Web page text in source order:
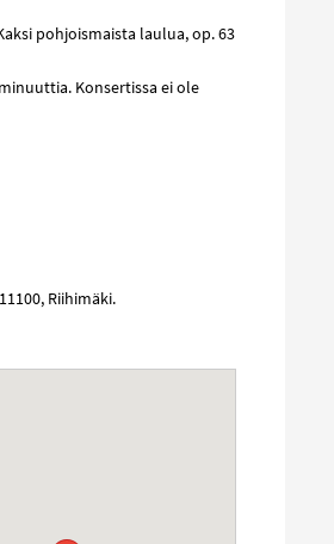
pohjoismaista laulua, op. 63
Konsertissa ei ole
11100, Riihimäki.